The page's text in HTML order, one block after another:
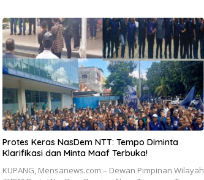
Protes Keras NasDem NTT: Tempo Diminta
Klarifikasi dan Minta Maaf Terbuka!
KUPANG, Mensanews.com – Dewan Pimpinan Wilayah